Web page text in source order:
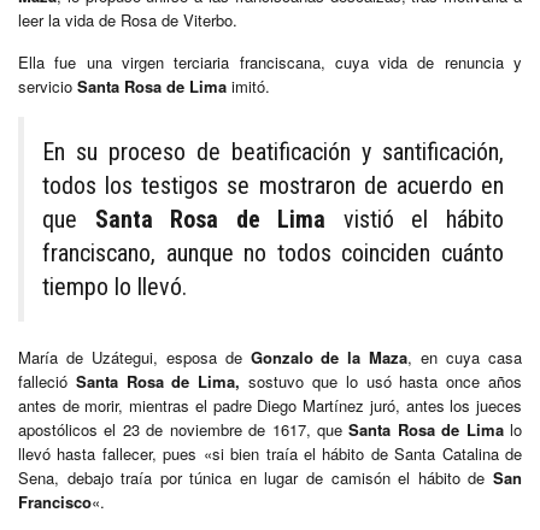
leer la vida de Rosa de Viterbo.
Ella fue una virgen terciaria franciscana, cuya vida de renuncia y
servicio Santa Rosa de Lima imitó.
En su proceso de beatificación y santificación,
todos los testigos se mostraron de acuerdo en
que Santa Rosa de Lima vistió el hábito
franciscano, aunque no todos coinciden cuánto
tiempo lo llevó.
María de Uzátegui, esposa de Gonzalo de la Maza, en cuya casa
falleció Santa Rosa de Lima,sostuvo que lo usó hasta once años
antes de morir, mientras el padre Diego Martínez juró, antes los jueces
apostólicos el 23 de noviembre de 1617, queSanta Rosa de Limalo
llevó hasta fallecer, pues «si bien traía el hábito de Santa Catalina de
Sena, debajo traía por túnica en lugar de camisón el hábito de San
Francisco«.